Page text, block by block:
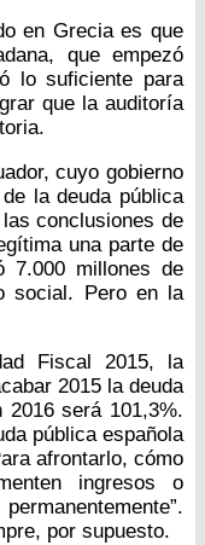
en Grecia es que
que empezó
lo suficiente para
que la auditoría
cuyo gobierno
la deuda pública
conclusiones de
una parte de
7.000 millones de
social. Pero en la
Fiscal 2015, la
2015 la deuda
será 101,3%.
pública española
afrontarlo, cómo
ingresos o
por supuesto.